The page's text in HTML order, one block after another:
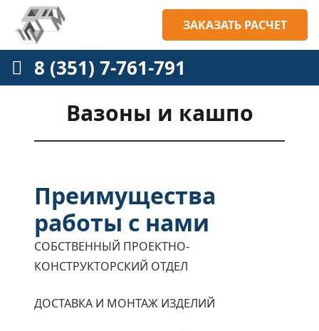
ЗАКАЗАТЬ РАСЧЕТ
8 (351) 7-761-791
Вазоны и кашпо
Преимущества
работы с нами
СОБСТВЕННЫЙ ПРОЕКТНО-
КОНСТРУКТОРСКИЙ ОТДЕЛ
ДОСТАВКА И МОНТАЖ ИЗДЕЛИЙ